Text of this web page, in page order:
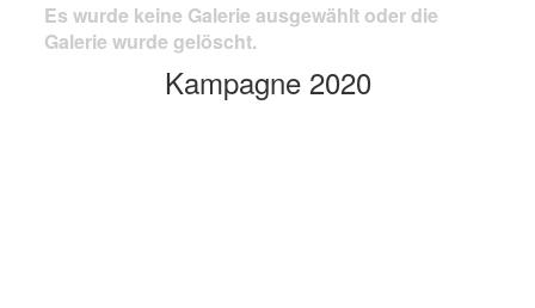
Es wurde keine Galerie ausgewählt oder die
Galerie wurde gelöscht.
Kampagne 2020